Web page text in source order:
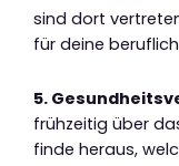
sind dort
für deine
5.
frühzeitig über
finde heraus,